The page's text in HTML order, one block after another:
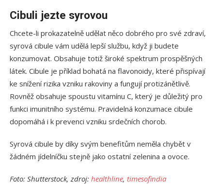
Cibuli jezte syrovou
Chcete-li prokazatelně udělat něco dobrého pro své zdraví,
syrová cibule vám udělá lepší službu, když ji budete
konzumovat. Obsahuje totiž široké spektrum prospěšných
látek. Cibule je příklad bohatá na flavonoidy, které přispívají
ke snížení rizika vzniku rakoviny a fungují protizánětlivě.
Rovněž obsahuje spoustu vitamínu C, který je důležitý pro
funkci imunitního systému. Pravidelná konzumace cibule
dopomáhá i k prevenci vzniku srdečních chorob.
Syrová cibule by díky svým benefitům neměla chybět v
žádném jídelníčku stejně jako ostatní zelenina a ovoce.
Foto: Shutterstock, zdroj: healthline, timesofindia